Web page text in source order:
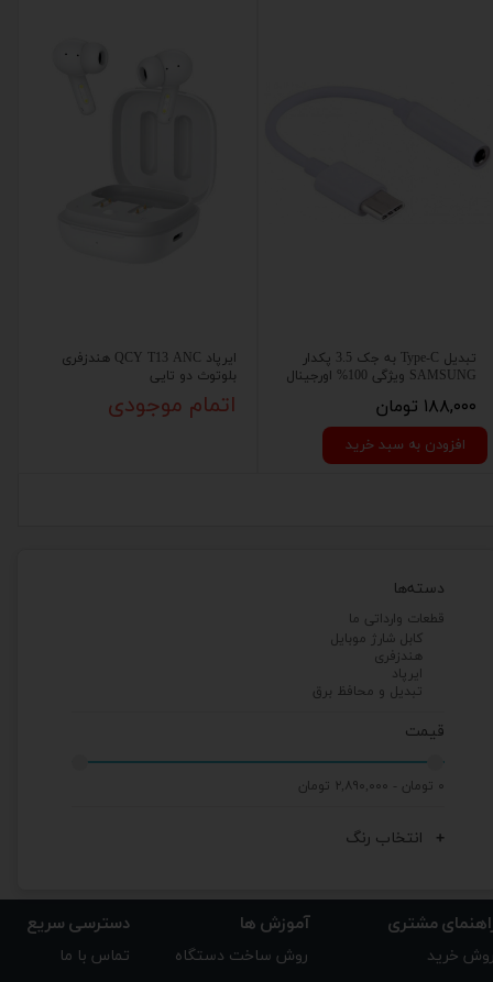
دسته‌ها
قطعات وارداتی ما
کابل شارژ موبایل
هندزفری
ایرپاد
تبدیل و محافظ برق
قیمت
۰ تومان - ۲,۸۹۰,۰۰۰ تومان
انتخاب رنگ
تبدیل Type-C به جک 3.5 پکدار
SAMSUNG ویژگی 100% اورجینال
۱۸۸,۰۰۰ تومان
افزودن به سبد خرید
ایرپاد QCY T13 ANC هندزفری
بلوتوث دو تایی
اتمام موجودی
مشتری
خرید
آموزش ها
روش ساخت دستگاه
دسترسی سریع
تماس با ما